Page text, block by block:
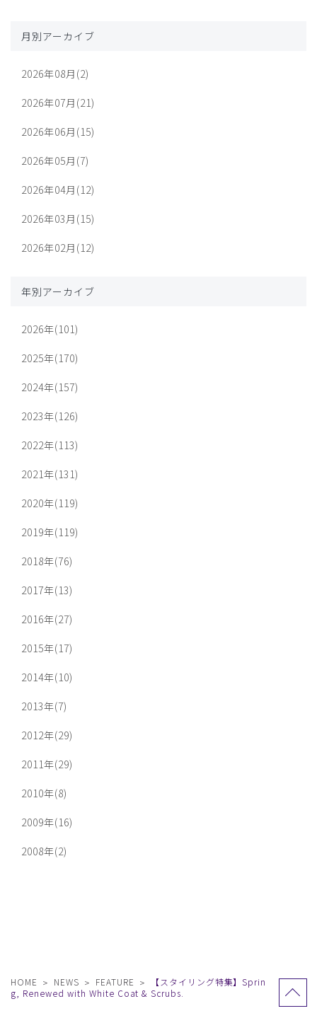
月別アーカイブ
2026年08月(2)
2026年07月(21)
2026年06月(15)
2026年05月(7)
2026年04月(12)
2026年03月(15)
2026年02月(12)
年別アーカイブ
2026年(101)
2025年(170)
2024年(157)
2023年(126)
2022年(113)
2021年(131)
2020年(119)
2019年(119)
2018年(76)
2017年(13)
2016年(27)
2015年(17)
2014年(10)
2013年(7)
2012年(29)
2011年(29)
2010年(8)
2009年(16)
2008年(2)
HOME NEWS FEATURE
【スタイリング特集】Sprin
g, Renewed with White Coat & Scrubs.